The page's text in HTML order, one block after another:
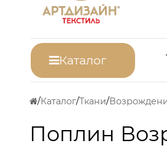
Каталог
Каталог Ткани
Поплин